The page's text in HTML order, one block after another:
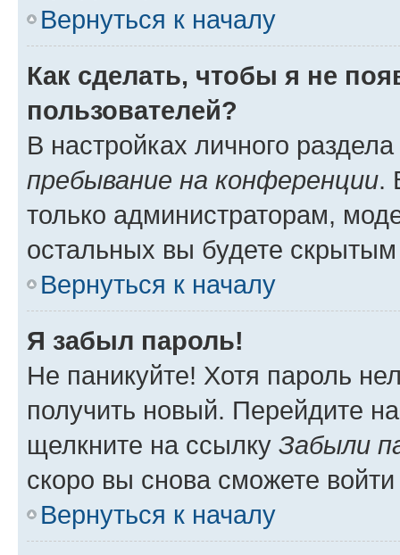
Вернуться к началу
Как сделать, чтобы я не
пользователей?
В настройках личного
пребывание на конференции.
только администраторам,
остальных вы будете
Вернуться к началу
Я забыл пароль!
Не паникуйте! Хотя пароль
получить новый. Перейдите
щелкните на ссылку Забыли
скоро вы снова сможете
Вернуться к началу